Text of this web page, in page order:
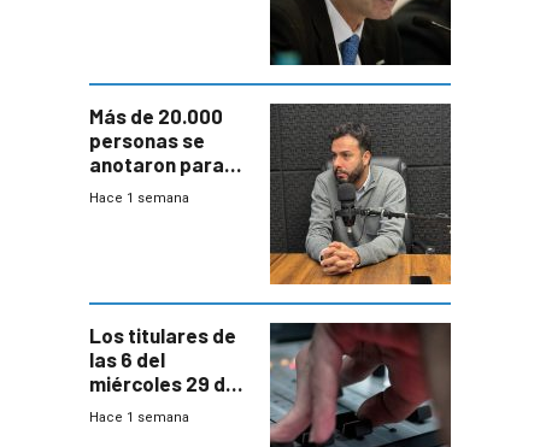
Más de 20.000
personas se
anotaron para
las pruebas
Hace 1 semana
Los titulares de
las 6 del
miércoles 29 de
julio de 2026
Hace 1 semana